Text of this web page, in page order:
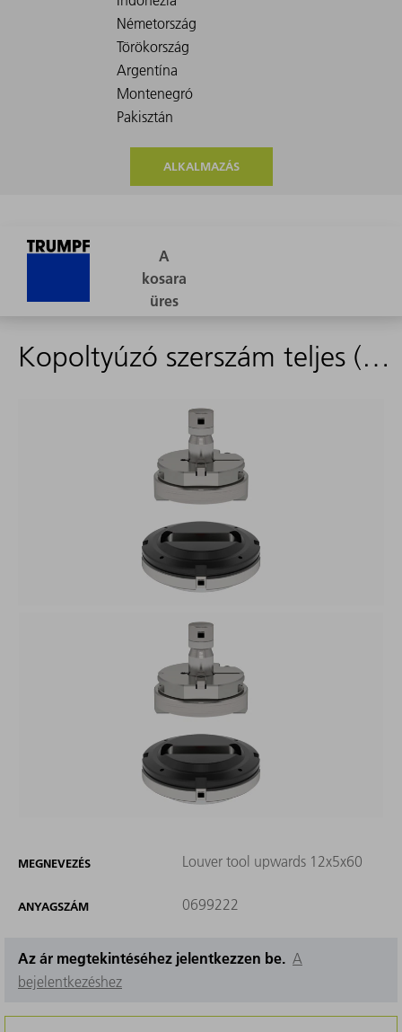
ALKALMAZÁS
Kopoltyúzó szerszám teljes (felfelé)
MEGNEVEZÉS Louver tool upwards 12x5x60
ANYAGSZÁM 0699222
Az ár megtekintéséhez jelentkezzen be. A
bejelentkezéshez